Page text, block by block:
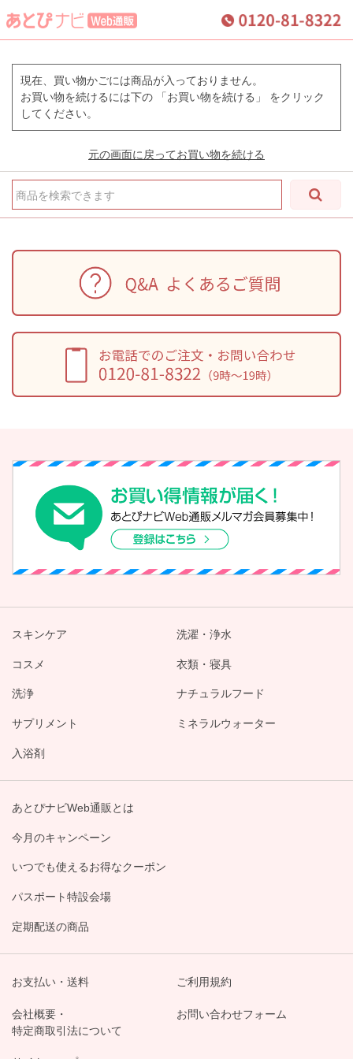
現在、買い物かごには商品が入っておりません。
お買い物を続けるには下の 「お買い物を続ける」 をクリック
してください。
元の画面に戻ってお買い物を続ける
商品を検索できます
スキンケア
コスメ
洗浄
サプリメント
入浴剤
洗濯・浄水
衣類・寝具
ナチュラルフード
ミネラルウォーター
あとぴナビWeb通販とは
今月のキャンペーン
いつでも使えるお得なクーポン
パスポート特設会場
定期配送の商品
お支払い・送料 ご利用規約
会社概要・
特定商取引法について
お問い合わせフォーム